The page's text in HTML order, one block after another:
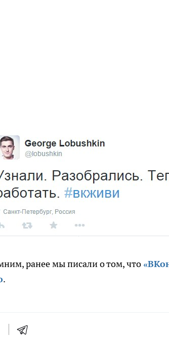
ранее мы писали о том, что
.